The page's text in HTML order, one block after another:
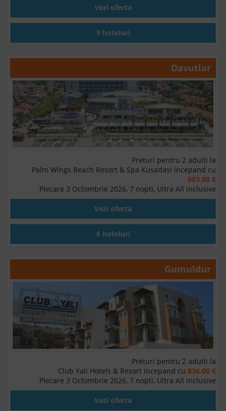
Vezi oferta
9 hoteluri
Davutlar
Preturi pentru 2 adulti la
Palm Wings Beach Resort & Spa Kusadasi incepand cu
803.00 €
Plecare 3 Octombrie 2026, 7 nopti, Ultra All inclusive
Vezi oferta
6 hoteluri
Gumuldur
Preturi pentru 2 adulti la
Club Yali Hotels & Resort incepand cu 836.00 €
Plecare 3 Octombrie 2026, 7 nopti, Ultra All inclusive
Vezi oferta